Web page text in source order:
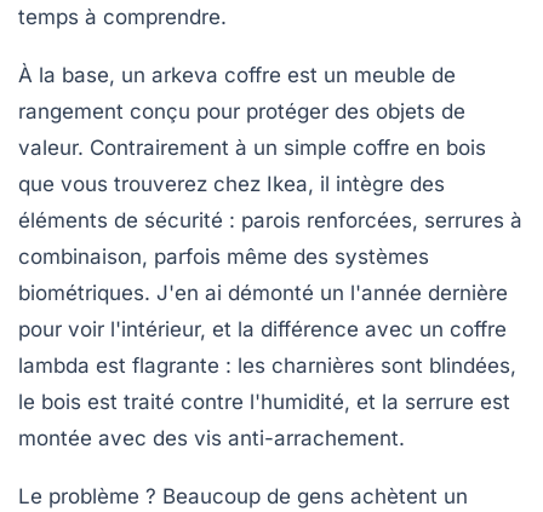
temps à comprendre.
À la base, un arkeva coffre est un meuble de
rangement conçu pour protéger des objets de
valeur. Contrairement à un simple coffre en bois
que vous trouverez chez Ikea, il intègre des
éléments de sécurité : parois renforcées, serrures à
combinaison, parfois même des systèmes
biométriques. J'en ai démonté un l'année dernière
pour voir l'intérieur, et la différence avec un coffre
lambda est flagrante : les charnières sont blindées,
le bois est traité contre l'humidité, et la serrure est
montée avec des vis anti-arrachement.
Le problème ? Beaucoup de gens achètent un